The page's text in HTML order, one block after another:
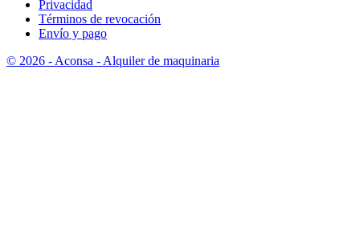
Privacidad
Términos de revocación
Envío y pago
© 2026 - Aconsa - Alquiler de maquinaria